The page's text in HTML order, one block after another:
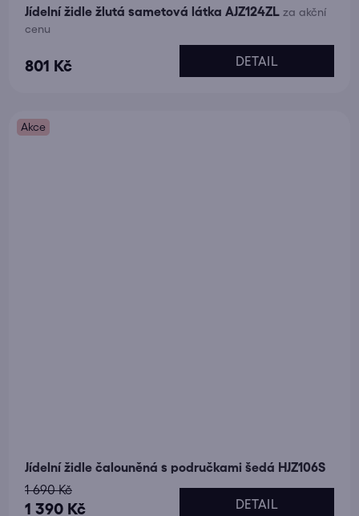
Jídelní židle žlutá sametová látka AJZ124ZL za akční
cenu
801 Kč DETAIL
Akce
Jídelní židle čalouněná s područkami šedá HJZ106S
1 390 Kč
1 690 Kč
DETAIL